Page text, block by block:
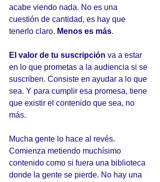
acabe viendo nada. No es una
cuestión de cantidad, es hay que
tenerlo claro. Menos es más.
El valor de tu suscripción va a estar
en lo que prometas a la audiencia si se
suscriben. Consiste en ayudar a lo que
sea. Y para cumplir esa promesa, tiene
que existir el contenido que sea, no
más.
Mucha gente lo hace al revés.
Comienza metiendo muchísimo
contenido como si fuera una biblioteca
donde la gente se pierde. No hay una